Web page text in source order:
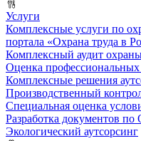
Услуги
Комплексные услуги по
портала «Охрана труда в
Комплексный аудит
Оценка
Комплексные решения
Производственный
Специальная оценка
Разработка документов
Экологический аутсорсинг